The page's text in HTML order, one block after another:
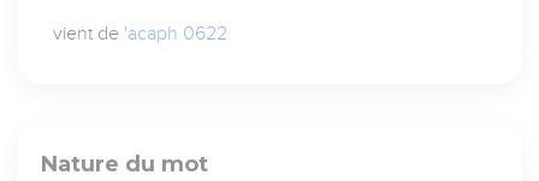
vient de 'acaph 0622
Nature du mot